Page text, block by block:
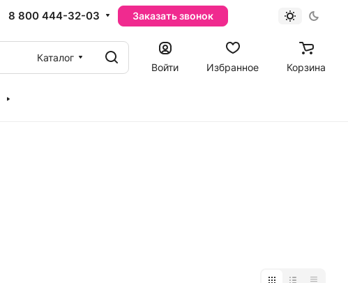
8 800 444-32-03 Заказать звонок
Каталог
Войти
Избранное Корзина